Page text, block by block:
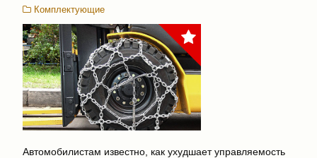
Комплектующие
Автомобилистам известно, как ухудшает управляемость